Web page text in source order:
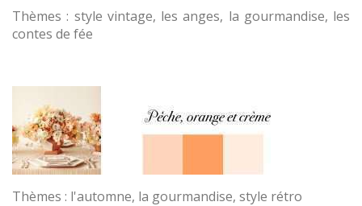
Thèmes : style vintage, les anges, la gourmandise, les
contes de fée
Thèmes : l'automne, la gourmandise, style rétro